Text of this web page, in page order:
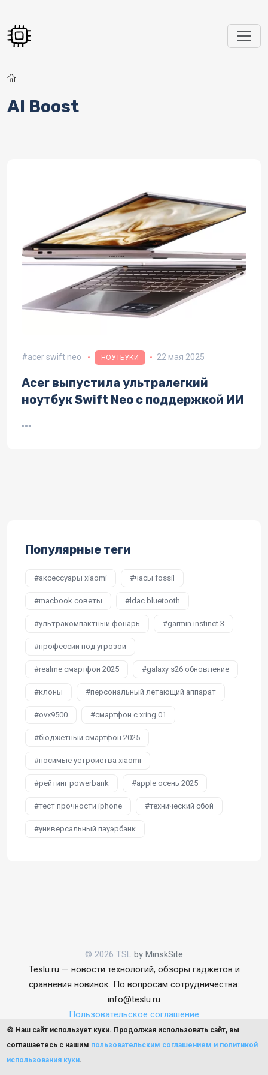
AI Boost
acer swift neo НОУТБУКИ 22 мая 2025
Acer выпустила ультралегкий
ноутбук Swift Neo с поддержкой ИИ
Популярные теги
аксессуары xiaomi часы fossil
macbook советы ldac bluetooth
ультракомпактный фонарь garmin instinct 3
профессии под угрозой
realme смартфон 2025 galaxy s26 обновление
клоны персональный летающий аппарат
ovx9500 смартфон с xring 01
бюджетный смартфон 2025
носимые устройства xiaomi
рейтинг powerbank apple осень 2025
тест прочности iphone технический сбой
универсальный пауэрбанк
© 2026 TSL by MinskSite
Teslu.ru — новости технологий, обзоры гаджетов и
сравнения новинок. По вопросам сотрудничества:
info@teslu.ru
Пользовательское соглашение
🍪 Наш сайт использует куки. Продолжая использовать сайт, вы
соглашаетесь с нашим пользовательским соглашением и политикой
использования куки.